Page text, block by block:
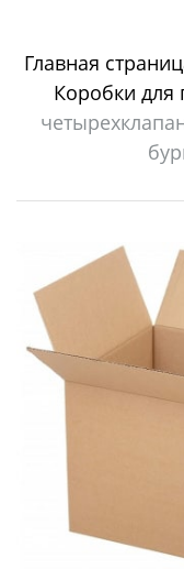
Главная
Коробки для